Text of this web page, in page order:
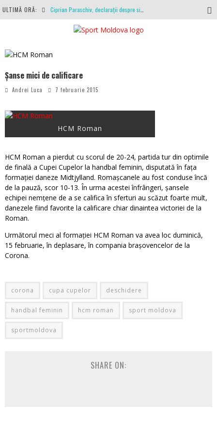
ULTIMĂ ORĂ:
Antrenamente la peste 30 de grade Celsius. Mircea Rednic își pregătește fotbaliștii pentru calvarul de duminică
Șanse mici de calificare
Andrei Luca 7 februarie 2015
HCM Roman
HCM Roman a pierdut cu scorul de 20-24, partida tur din optimile
de finală a Cupei Cupelor la handbal feminin, disputată în fața
formației daneze Midtjylland. Romașcanele au fost conduse încă
de la pauză, scor 10-13. În urma acestei înfrângeri, șansele
echipei nemțene de a se califica în sferturi au scăzut foarte mult,
danezele fiind favorite la calificare chiar dinaintea victoriei de la
Roman.
Următorul meci al formației HCM Roman va avea loc duminică,
15 februarie, în deplasare, în compania brașovencelor de la
Corona.
corona cupa cupelor deschidere
handbal feminin hcm roman sport moldova
sportmoldova
SHARE ON: